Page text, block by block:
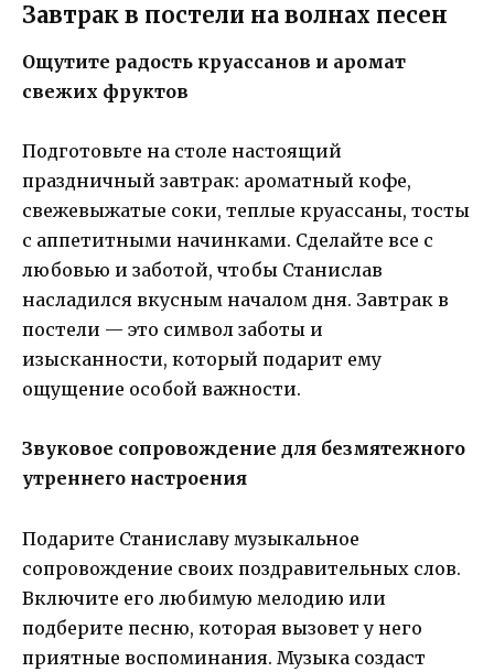
Завтрак в постели на волнах песен
Ощутите радость круассанов и аромат
свежих фруктов
Подготовьте на столе настоящий
праздничный завтрак: ароматный кофе,
свежевыжатые соки, теплые круассаны, тосты
с аппетитными начинками. Сделайте все с
любовью и заботой, чтобы Станислав
насладился вкусным началом дня. Завтрак в
постели — это символ заботы и
изысканности, который подарит ему
ощущение особой важности.
Звуковое сопровождение для безмятежного
утреннего настроения
Подарите Станиславу музыкальное
сопровождение своих поздравительных слов.
Включите его любимую мелодию или
подберите песню, которая вызовет у него
приятные воспоминания. Музыка создаст